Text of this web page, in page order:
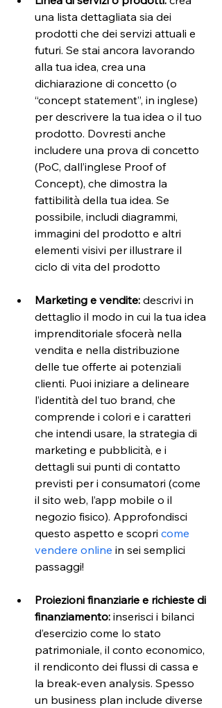
una lista dettagliata sia dei
prodotti che dei servizi attuali e
futuri. Se stai ancora lavorando
alla tua idea, crea una
dichiarazione di concetto (o
“concept statement”, in inglese)
per descrivere la tua idea o il tuo
prodotto. Dovresti anche
includere una prova di concetto
(PoC, dall’inglese Proof of
Concept), che dimostra la
fattibilità della tua idea. Se
possibile, includi diagrammi,
immagini del prodotto e altri
elementi visivi per illustrare il
ciclo di vita del prodotto
Marketing e vendite: descrivi in
dettaglio il modo in cui la tua idea
imprenditoriale sfocerà nella
vendita e nella distribuzione
delle tue offerte ai potenziali
clienti. Puoi iniziare a delineare
l’identità del tuo brand, che
comprende i colori e i caratteri
che intendi usare, la strategia di
marketing e pubblicità, e i
dettagli sui punti di contatto
previsti per i consumatori (come
il sito web, l’app mobile o il
negozio fisico). Approfondisci
questo aspetto e scopri come
vendere online in sei semplici
passaggi!
Proiezioni finanziarie e richieste di
finanziamento: inserisci i bilanci
d’esercizio come lo stato
patrimoniale, il conto economico,
il rendiconto dei flussi di cassa e
la break-even analysis. Spesso
un business plan include diverse